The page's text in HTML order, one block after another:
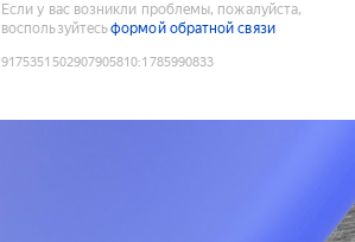
Если у вас возникли проблемы, пожалуйста,
воспользуйтесьформой обратной связи
9175351502907905810:1785990833